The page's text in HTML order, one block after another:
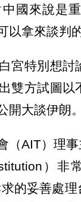
國來說是
以拿來談判
宮特別想
雙方試圖
開大談伊朗。
（AIT）理
）非
的妥善處